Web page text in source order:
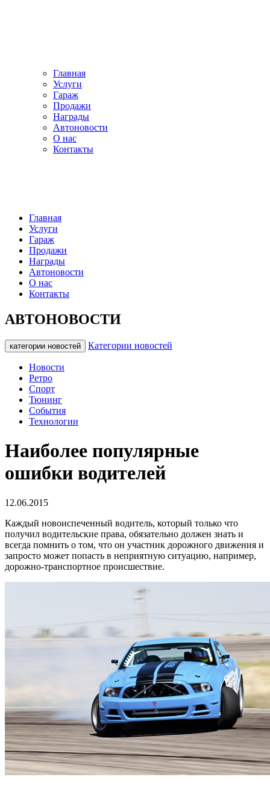
Главная
Услуги
Гараж
Продажи
Награды
Автоновости
О нас
Контакты
Главная
Услуги
Гараж
Продажи
Награды
Автоновости
О нас
Контакты
АВТОНОВОСТИ
категории новостей Категории новостей
Новости
Ретро
Спорт
Тюнинг
События
Технологии
Наиболее популярные
ошибки водителей
12.06.2015
Каждый новоиспеченный водитель, который только что
получил водительские права, обязательно должен знать и
всегда помнить о том, что он участник дорожного движения и
запросто может попасть в неприятную ситуацию, например,
дорожно-транспортное происшествие.